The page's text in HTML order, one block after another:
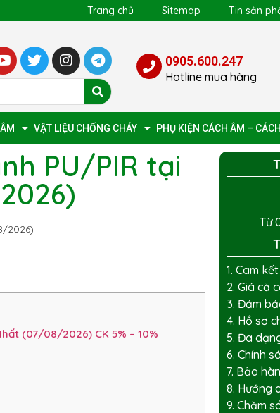
Trang chủ Sitemap Tin sản
0905.600.247
Hotline mua hàng
VẬT LIỆU CHỐNG CHÁY PHỤ KIỆN CÁCH ÂM –
PU/PIR tại
2026)
(07/08/2026) CK 5% – 10%
Từ
1. Cam
2. Giá cả
3. Đảm
4. Hồ sơ
5. Đa
6. Chính
7. Bảo
8. Hướng
9. Chăm